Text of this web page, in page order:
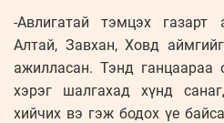
-Авлигатай тэмцэх газарт
Алтай, Завхан, Ховд
ажилласан. Тэнд ганцаараа
хэрэг шалгахад хүнд
хийчих вэ гэж бодох үе